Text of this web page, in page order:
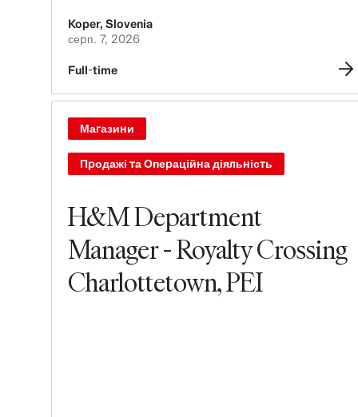
Koper, Slovenia
серп. 7, 2026
Full-time
H&M Department
Manager - Royalty Crossing
Charlottetown, PEI
Магазини
Продажі та Операційна діяльність